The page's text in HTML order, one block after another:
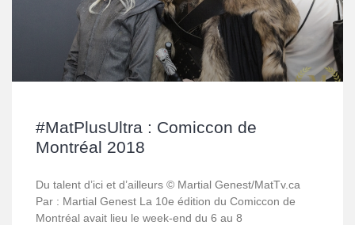
#MatPlusUltra : Comiccon de
Montréal 2018
Du talent d’ici et d’ailleurs © Martial Genest/MatTv.ca
Par : Martial Genest La 10e édition du Comiccon de
Montréal avait lieu le week-end du 6 au 8